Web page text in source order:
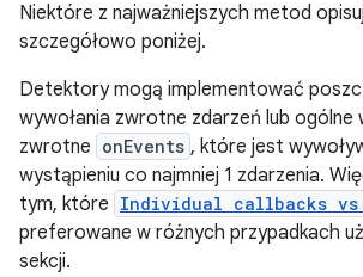
Niektóre z najważniejszych metod
szczegółowo poniżej.
Detektory mogą implementować
wywołania zwrotne zdarzeń lub ogólne
zwrotne onEvents , które jest
wystąpieniu co najmniej 1 zdarzenia.
tym, które Individual callbacks vs
preferowane w różnych przypadkach
sekcji.